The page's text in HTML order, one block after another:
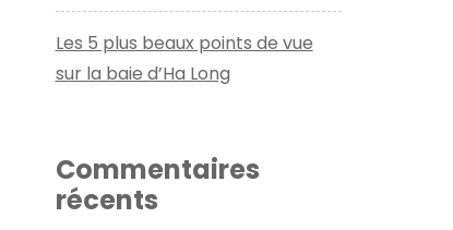
Les 5 plus beaux points de vue
sur la baie d’Ha Long
Commentaires
récents